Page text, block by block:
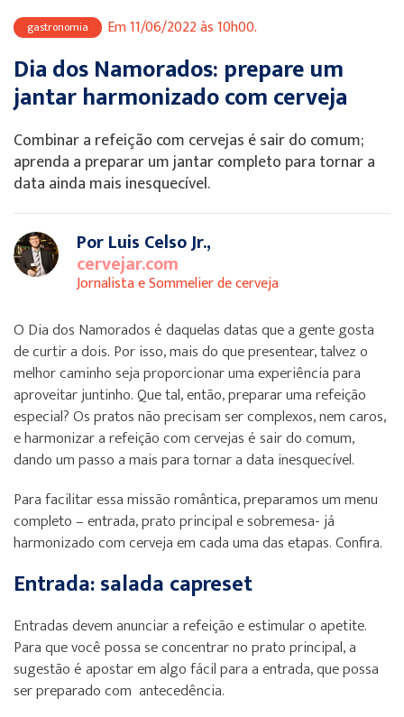
gastronomia Em 11/06/2022 às 10h00.
Dia dos Namorados: prepare um
jantar harmonizado com cerveja
Combinar a refeição com cervejas é sair do comum;
aprenda a preparar um jantar completo para tornar a
data ainda mais inesquecível.
Por Luis Celso Jr.,
cervejar.com
Jornalista e Sommelier de cerveja
O Dia dos Namorados é daquelas datas que a gente gosta
de curtir a dois. Por isso, mais do que presentear, talvez o
melhor caminho seja proporcionar uma experiência para
aproveitar juntinho. Que tal, então, preparar uma refeição
especial? Os pratos não precisam ser complexos, nem caros,
e harmonizar a refeição com cervejas é sair do comum,
dando um passo a mais para tornar a data inesquecível.
Para facilitar essa missão romântica, preparamos um menu
completo – entrada, prato principal e sobremesa- já
harmonizado com cerveja em cada uma das etapas. Confira.
Entrada: salada capreset
Entradas devem anunciar a refeição e estimular o apetite.
Para que você possa se concentrar no prato principal, a
sugestão é apostar em algo fácil para a entrada, que possa
ser preparado com antecedência.